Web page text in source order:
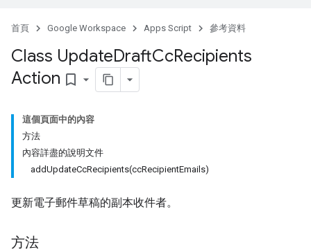
首頁 Google Workspace Apps Script 參考資料
Class UpdateDraftCcRecipients
Action bookmark_border
這個頁面中的內容
方法
內容詳盡的說明文件
addUpdateCcRecipients(ccRecipientEmails)
更新電子郵件草稿的副本收件者。
方法